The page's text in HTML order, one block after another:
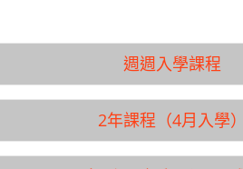
週週入學課程
學校名稱
入學月
2年課程（4月入學）